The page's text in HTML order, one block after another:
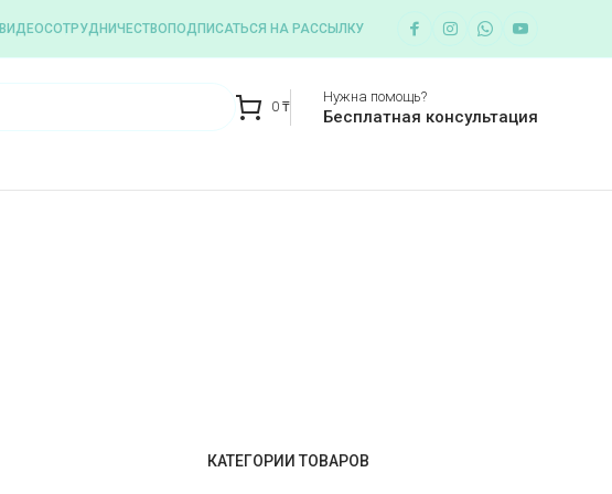
ВИДЕОСОТРУДНИЧЕСТВО ПОДПИСАТЬСЯ НА РАССЫЛКУ
0 ₸
Нужна помощь?
Бесплатная консультация
КАТЕГОРИИ ТОВАРОВ